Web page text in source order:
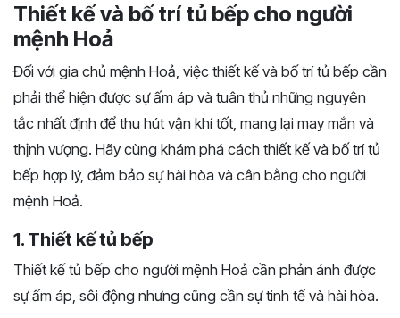
Thiết kế và bố trí tủ bếp cho người
mệnh Hoả
Đối với gia chủ mệnh Hoả, việc thiết kế và bố trí tủ bếp cần
phải thể hiện được sự ấm áp và tuân thủ những nguyên
tắc nhất định để thu hút vận khí tốt, mang lại may mắn và
thịnh vượng. Hãy cùng khám phá cách thiết kế và bố trí tủ
bếp hợp lý, đảm bảo sự hài hòa và cân bằng cho người
mệnh Hoả.
1. Thiết kế tủ bếp
Thiết kế tủ bếp cho người mệnh Hoả cần phản ánh được
sự ấm áp, sôi động nhưng cũng cần sự tinh tế và hài hòa.